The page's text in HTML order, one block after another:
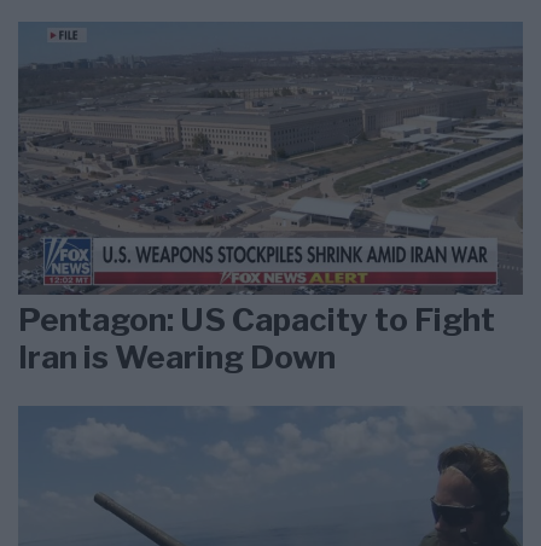
Pentagon: US Capacity to Fight
Iran is Wearing Down